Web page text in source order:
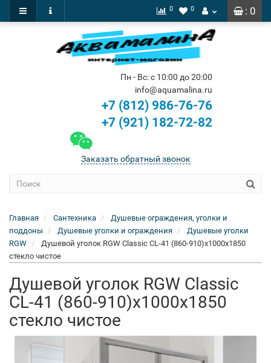
: 0
0 0
Пн - Вс: с 10:00 до 20:00
info@aquamalina.ru
+7 (812) 986-76-76
+7 (921) 182-72-82
Заказать обратный звонок
Главная Сантехника
Душевые ограждения, уголки и
поддоны
Душевые уголки и ограждения
Душевые уголки
RGW
Душевой уголок RGW Classic CL-41 (860-910)x1000x1850
стекло чистое
Душевой уголок RGW Classic
CL-41 (860-910)x1000x1850
стекло чистое